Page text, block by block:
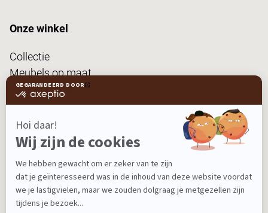
Onze winkel
Collectie
Meubels op maat
Interieuradvies
Vloer • Raam • Muur
Restaurant ROOST
Woonblog
Binnenkijken bij...
FanPas